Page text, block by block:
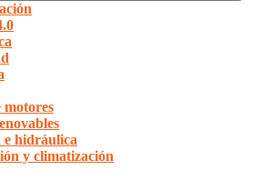
e hidráulica
y climatización